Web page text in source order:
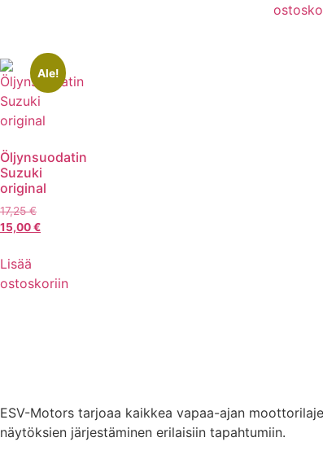
Ale!
Öljynsuodatin
Suzuki
original
17,25€
15,00€
Lisää
ostoskoriin
ESV-Motors tarjoaa kaikkea vapaa-ajan
näytöksien järjestäminen erilaisiin tapahtumiin.